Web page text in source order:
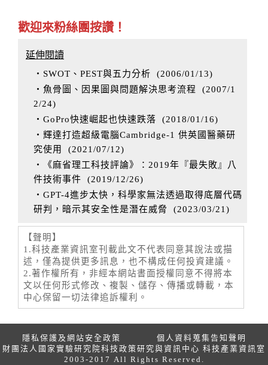
歡迎來粉絲團按讚！
延伸閱讀
‧SWOT、PEST與五力分析 (2006/01/13)
‧魚骨圖、因果圖與問題解決思考流程
(2007/1
2/24)
‧GoPro快速崛起也快速跌落 (2018/01/16)
‧輝達打造超級電腦Cambridge-1 供英國醫藥研
究使用
(2021/07/12)
‧《麻省理工科技評論》：2019年『最失敗』八
件技術事件 (2019/12/26)
‧GPT-4進步太快，科學家無法透過取得底層代碼
研判，暗示其安全性是潛在威脅
(2023/03/21)
【聲明】
1.科技產業資訊室刊載此文不代表同意其說法或描
述，僅為提供更多訊息，也不構成任何投資建議。
2.著作權所有，非經本網站書面授權同意不得將本
文以任何形式修改、複製、儲存、傳播或轉載，本
中心保留一切法律追訴權利。
隱私保護及網站安全政策
個人資料蒐集告知聲明
財團法人國家實驗研究院科技政策研究與資訊中心 科技產業資訊室
2003-2017 All Rights Reserved.